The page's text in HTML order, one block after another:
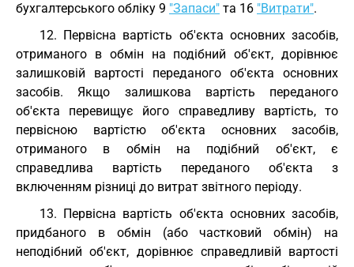
бухгалтерського обліку 9 "Запаси" та 16 "Витрати".
12. Первісна вартість об'єкта основних засобів,
отриманого в обмін на подібний об'єкт, дорівнює
залишковій вартості переданого об'єкта основних
засобів. Якщо залишкова вартість переданого
об'єкта перевищує його справедливу вартість, то
первісною вартістю об'єкта основних засобів,
отриманого в обмін на подібний об'єкт, є
справедлива вартість переданого об'єкта з
включенням різниці до витрат звітного періоду.
13. Первісна вартість об'єкта основних засобів,
придбаного в обмін (або частковий обмін) на
неподібний об'єкт, дорівнює справедливій вартості